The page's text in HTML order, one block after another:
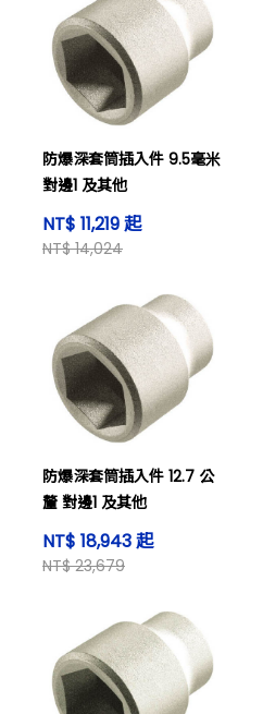
防爆深套筒插入件 9.5毫米
對邊1 及其他
NT$ 11,219 起
NT$ 14,024
防爆深套筒插入件 12.7 公
釐 對邊1 及其他
NT$ 18,943 起
NT$ 23,679